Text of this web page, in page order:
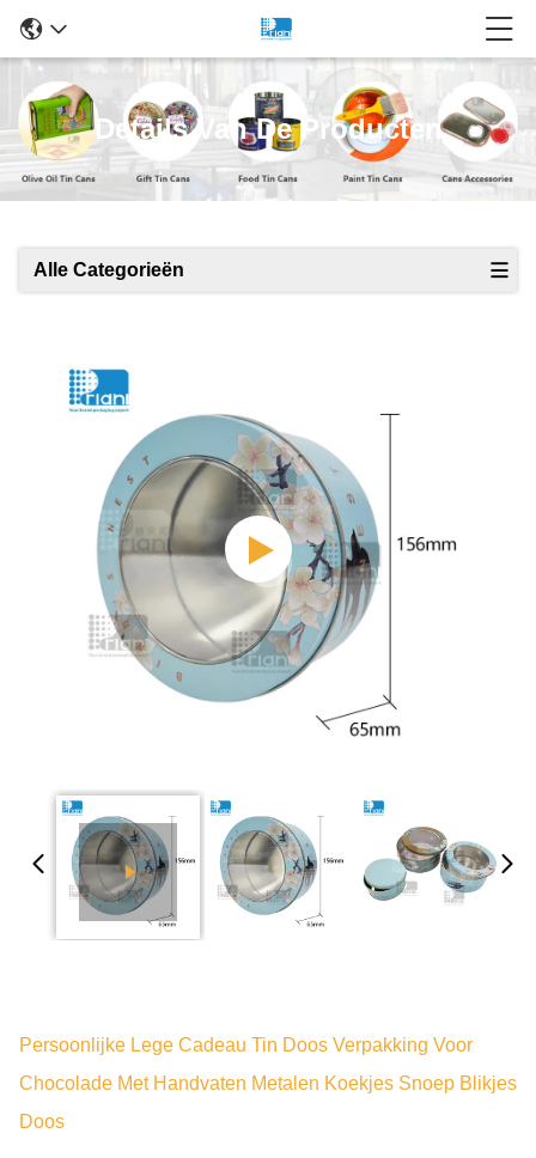
Details Van De Producten
Alle Categorieën
Persoonlijke Lege Cadeau Tin Doos Verpakking Voor
Chocolade Met Handvaten Metalen Koekjes Snoep Blikjes
Doos